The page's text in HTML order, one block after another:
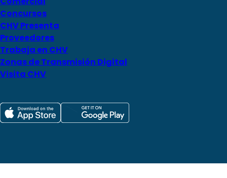
Concursos
CHV Presenta
Proveedores
Trabaja en CHV
Zonas de Transmisión Digital
Visita CHV